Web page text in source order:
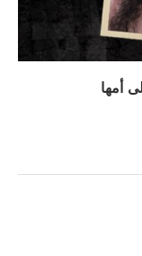
أمها